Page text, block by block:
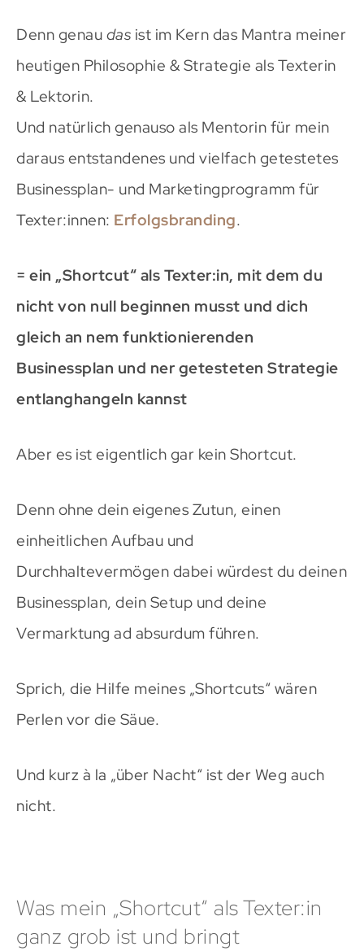
Denn genau das ist im Kern das Mantra meiner
heutigen Philosophie & Strategie als Texterin
& Lektorin.
Und natürlich genauso als Mentorin für mein
daraus entstandenes und vielfach getestetes
Businessplan- und Marketingprogramm für
Texter:innen: Erfolgsbranding.
= ein „Shortcut“ als Texter:in, mit dem du
nicht von null beginnen musst und dich
gleich an nem funktionierenden
Businessplan und ner getesteten Strategie
entlanghangeln kannst
Aber es ist eigentlich gar kein Shortcut.
Denn ohne dein eigenes Zutun, einen
einheitlichen Aufbau und
Durchhaltevermögen dabei würdest du deinen
Businessplan, dein Setup und deine
Vermarktung ad absurdum führen.
Sprich, die Hilfe meines „Shortcuts“ wären
Perlen vor die Säue.
Und kurz à la „über Nacht“ ist der Weg auch
nicht.
Was mein „Shortcut“ als Texter:in
ganz grob ist und bringt